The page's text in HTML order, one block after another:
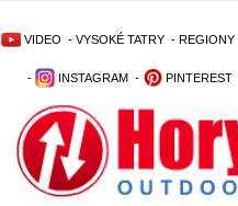
VIDEO - VYSOKÉ TATRY - REGIONY
- INSTAGRAM - PINTEREST